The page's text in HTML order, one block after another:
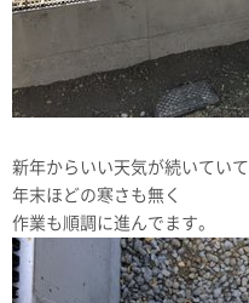
新年からいい天気が続いていて
年末ほどの寒さも無く
作業も順調に進んでます。